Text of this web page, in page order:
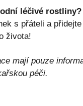
léčivé rostliny?
s přáteli a
života!
mají pouze
péči.